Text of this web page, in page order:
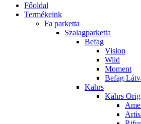
Főoldal
Termékeink
Fa parketta
Szalagparketta
Befag
Vision
Wild
Moment
Befag
Kahrs
Kährs